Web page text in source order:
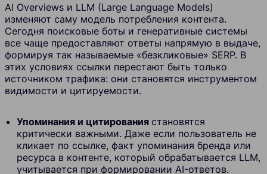
AI Overviews и LLM (Large Language Models)
изменяют саму модель потребления контента.
Сегодня поисковые боты и генеративные системы
все чаще предоставляют ответы напрямую в выдаче,
формируя так называемые «безкликовые» SERP. В
этих условиях ссылки перестают быть только
источником трафика: они становятся инструментом
видимости и цитируемости.
Упоминания и цитирования становятся
критически важными. Даже если пользователь не
кликает по ссылке, факт упоминания бренда или
ресурса в контенте, который обрабатывается LLM,
учитывается при формировании AI-ответов.